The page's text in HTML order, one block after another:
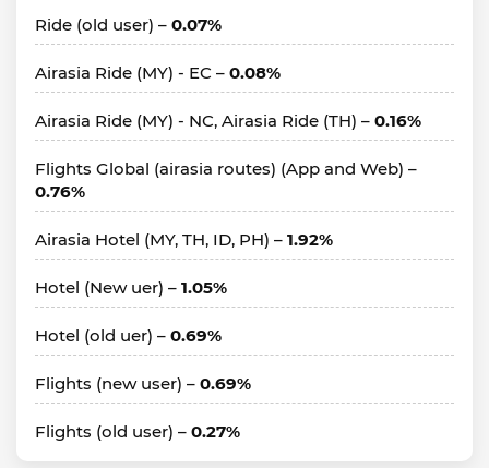
Ride (old user) – 0.07%
Airasia Ride (MY) - EC – 0.08%
Airasia Ride (MY) - NC, Airasia Ride (TH) – 0.16%
Flights Global (airasia routes) (App and Web) –
0.76%
Airasia Hotel (MY, TH, ID, PH) – 1.92%
Hotel (New uer) – 1.05%
Hotel (old uer) – 0.69%
Flights (new user) – 0.69%
Flights (old user) – 0.27%